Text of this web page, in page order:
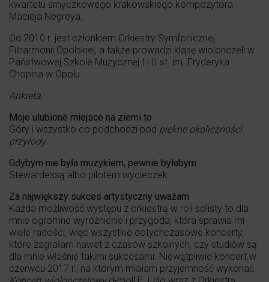
kwartetu smyczkowego krakowskiego kompozytora
Macieja Negreya.
Od 2010 r. jest członkiem Orkiestry Symfonicznej
Filharmonii Opolskiej, a także prowadzi klasę wiolonczeli w
Państwowej Szkole Muzycznej I i II st. im. Fryderyka
Chopina w Opolu.
Ankieta:
Moje ulubione miejsce na ziemi to
Góry i wszystko co podchodzi pod piękne okoliczności
przyrody.
Gdybym nie była muzykiem, pewnie byłabym
Stewardessą albo pilotem wycieczek.
Za największy sukces artystyczny uważam
Każda możliwość występu z orkiestrą w roli solisty to dla
mnie ogromne wyróżnienie i przygoda, która sprawia mi
wiele radości, więc wszystkie dotychczasowe koncerty,
które zagrałam nawet z czasów szkolnych, czy studiów są
dla mnie właśnie takimi sukcesami. Niewątpliwie koncert w
czerwcu 2017 r., na którym miałam przyjemność wykonać